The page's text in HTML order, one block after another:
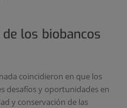
los biobancos
coincidieron en que los
desafíos y oportunidades en
y conservación de las